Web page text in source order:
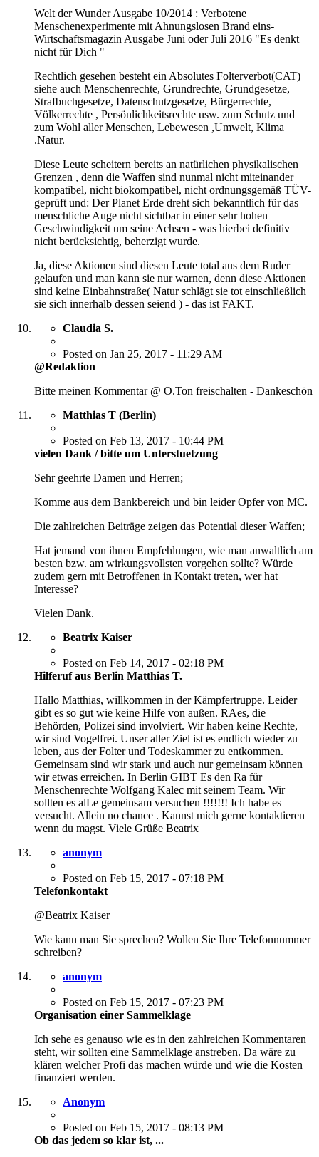
Welt der Wunder Ausgabe 10/2014 : Verbotene
Menschenexperimente mit Ahnungslosen Brand eins-
Wirtschaftsmagazin Ausgabe Juni oder Juli 2016 "Es denkt
nicht für Dich "
Rechtlich gesehen besteht ein Absolutes Folterverbot(CAT)
siehe auch Menschenrechte, Grundrechte, Grundgesetze,
Strafbuchgesetze, Datenschutzgesetze, Bürgerrechte,
Völkerrechte , Persönlichkeitsrechte usw. zum Schutz und
zum Wohl aller Menschen, Lebewesen ,Umwelt, Klima
.Natur.
Diese Leute scheitern bereits an natürlichen physikalischen
Grenzen , denn die Waffen sind nunmal nicht miteinander
kompatibel, nicht biokompatibel, nicht ordnungsgemäß TÜV-
geprüft und: Der Planet Erde dreht sich bekanntlich für das
menschliche Auge nicht sichtbar in einer sehr hohen
Geschwindigkeit um seine Achsen - was hierbei definitiv
nicht berücksichtig, beherzigt wurde.
Ja, diese Aktionen sind diesen Leute total aus dem Ruder
gelaufen und man kann sie nur warnen, denn diese Aktionen
sind keine Einbahnstraße( Natur schlägt sie tot einschließlich
sie sich innerhalb dessen seiend ) - das ist FAKT.
Claudia S.
Posted on Jan 25, 2017 - 11:29 AM
@Redaktion
Bitte meinen Kommentar @ O.Ton freischalten - Dankeschön
Matthias T (Berlin)
Posted on Feb 13, 2017 - 10:44 PM
vielen Dank / bitte um Unterstuetzung
Sehr geehrte Damen und Herren;
Komme aus dem Bankbereich und bin leider Opfer von MC.
Die zahlreichen Beiträge zeigen das Potential dieser Waffen;
Hat jemand von ihnen Empfehlungen, wie man anwaltlich am
besten bzw. am wirkungsvollsten vorgehen sollte? Würde
zudem gern mit Betroffenen in Kontakt treten, wer hat
Interesse?
Vielen Dank.
Beatrix Kaiser
Posted on Feb 14, 2017 - 02:18 PM
Hilferuf aus Berlin Matthias T.
Hallo Matthias, willkommen in der Kämpfertruppe. Leider
gibt es so gut wie keine Hilfe von außen. RAes, die
Behörden, Polizei sind involviert. Wir haben keine Rechte,
wir sind Vogelfrei. Unser aller Ziel ist es endlich wieder zu
leben, aus der Folter und Todeskammer zu entkommen.
Gemeinsam sind wir stark und auch nur gemeinsam können
wir etwas erreichen. In Berlin GIBT Es den Ra für
Menschenrechte Wolfgang Kalec mit seinem Team. Wir
sollten es alLe gemeinsam versuchen !!!!!!! Ich habe es
versucht. Allein no chance . Kannst mich gerne kontaktieren
wenn du magst. Viele Grüße Beatrix
anonym
Posted on Feb 15, 2017 - 07:18 PM
Telefonkontakt
@Beatrix Kaiser
Wie kann man Sie sprechen? Wollen Sie Ihre Telefonnummer
schreiben?
anonym
Posted on Feb 15, 2017 - 07:23 PM
Organisation einer Sammelklage
Ich sehe es genauso wie es in den zahlreichen Kommentaren
steht, wir sollten eine Sammelklage anstreben. Da wäre zu
klären welcher Profi das machen würde und wie die Kosten
finanziert werden.
Anonym
Posted on Feb 15, 2017 - 08:13 PM
Ob das jedem so klar ist, ...